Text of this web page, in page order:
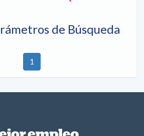
de Búsqueda
1